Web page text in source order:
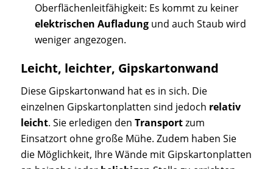
Oberflächenleitfähigkeit: Es kommt zu keiner
elektrischen Aufladungund auch Staub wird
weniger angezogen.
Leicht, leichter, Gipskartonwand
Diese Gipskartonwand hat es in sich. Die
einzelnen Gipskartonplatten sind jedoch relativ
leicht. Sie erledigen den Transportzum
Einsatzort ohne große Mühe. Zudem haben Sie
die Möglichkeit, Ihre Wände mit Gipskartonplatten